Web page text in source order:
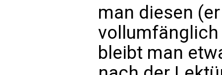
man diesen
bleibt man